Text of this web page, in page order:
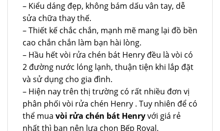
– Kiểu dáng đẹp, không bám dấu vân tay, dễ
sửa chữa thay thế.
– Thiết kế chắc chắn, mạnh mẽ mang lại đồ bền
cao chắn chắn làm bạn hài lòng.
– Hầu hết vòi rửa chén bát Henry đều là vòi có
2 đường nước lóng lạnh, thuận tiện khi lắp đặt
và sử dụng cho gia đình.
– Hiện nay trên thị trường có rất nhiều đơn vị
phân phối vòi rửa chén Henry . Tuy nhiên để có
thể mua vòi rửa chén bát Henryvới giá rẻ
nhất thì bạn nên lựa chọn Bếp Royal.